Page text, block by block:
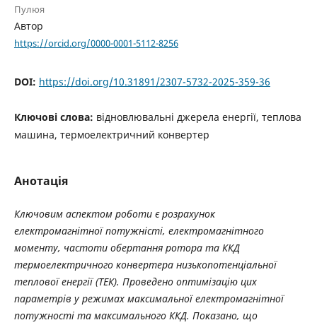
Пулюя
Автор
https://orcid.org/0000-0001-5112-8256
DOI: https://doi.org/10.31891/2307-5732-2025-359-36
Ключові слова: відновлювальні джерела енергії, теплова
машина, термоелектричний конвертер
Анотація
Ключовим аспектом роботи є розрахунок
електромагнітноїпотужністі, електромагнітного
моменту, частотиобертанняротора та ККД
термоелектричного конвертера низькопотенціальної
теплової енергії (ТЕК). Проведено оптимізацію цих
параметрів у режимах максимальної електромагнітної
потужності та максимального ККД. Показано, що